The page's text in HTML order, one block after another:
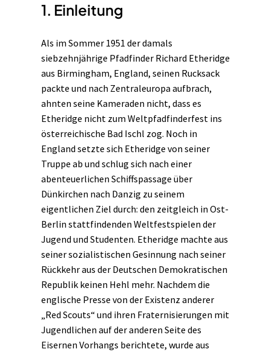
1. Einleitung
Als im Sommer 1951 der damals
siebzehnjährige Pfadfinder Richard Etheridge
aus Birmingham, England, seinen Rucksack
packte und nach Zentraleuropa aufbrach,
ahnten seine Kameraden nicht, dass es
Etheridge nicht zum Weltpfadfinderfest ins
österreichische Bad Ischl zog. Noch in
England setzte sich Etheridge von seiner
Truppe ab und schlug sich nach einer
abenteuerlichen Schiffspassage über
Dünkirchen nach Danzig zu seinem
eigentlichen Ziel durch: den zeitgleich in Ost-
Berlin stattfindenden Weltfestspielen der
Jugend und Studenten. Etheridge machte aus
seiner sozialistischen Gesinnung nach seiner
Rückkehr aus der Deutschen Demokratischen
Republik keinen Hehl mehr. Nachdem die
englische Presse von der Existenz anderer
„Red Scouts“ und ihren Fraternisierungen mit
Jugendlichen auf der anderen Seite des
Eisernen Vorhangs berichtete, wurde aus